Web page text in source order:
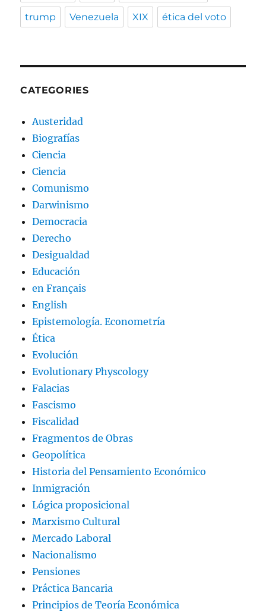
trump Venezuela XIX ética del voto
CATEGORIES
Austeridad
Biografías
Ciencia
Ciencia
Comunismo
Darwinismo
Democracia
Derecho
Desigualdad
Educación
en Français
English
Epistemología. Econometría
Ética
Evolución
Evolutionary Physcology
Falacias
Fascismo
Fiscalidad
Fragmentos de Obras
Geopolítica
Historia del Pensamiento Económico
Inmigración
Lógica proposicional
Marxismo Cultural
Mercado Laboral
Nacionalismo
Pensiones
Práctica Bancaria
Principios de Teoría Económica